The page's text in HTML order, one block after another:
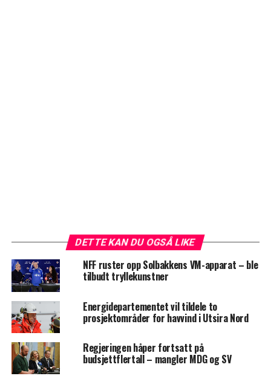
DETTE KAN DU OGSÅ LIKE
NFF ruster opp Solbakkens VM-apparat – ble
tilbudt tryllekunstner
Energidepartementet vil tildele to
prosjektområder for havvind i Utsira Nord
Regjeringen håper fortsatt på
budsjettflertall – mangler MDG og SV